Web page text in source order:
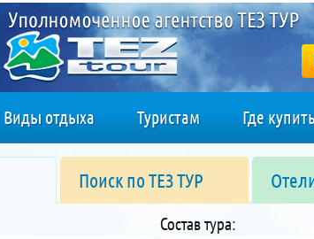
Виды отдыха Туристам Где
Поиск по ТЕЗ ТУР
Состав тура: